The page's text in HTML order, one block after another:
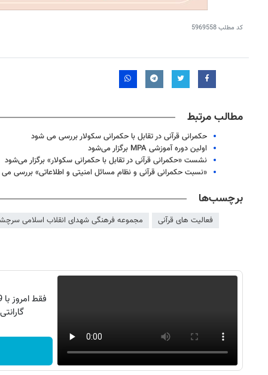
کد مطلب5969558
مطالب مرتبط
حکمرانی قرآنی در تقابل با حکمرانی سکولار بررسی می شود
اولین دوره آموزشی MPA برگزار می‌شود
نشست «حکمرانی قرآنی در تقابل با حکمرانی سکولار» برگزار می‌شود
«نسبت حکمرانی قرآنی و نظام مسائل امنیتی و اطلاعاتی» بررسی
برچسب‌ها
فعالیت های قرآنی مجموعه فرهنگی شهدای انقلاب اسلامی
گارانتی